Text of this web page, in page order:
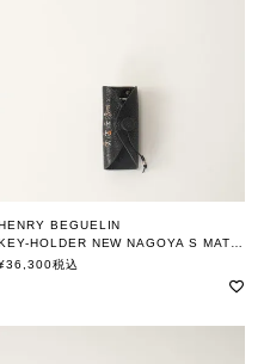
BEGUELIN
HOLDER NEW NAGOYA S MAT BOVINE patch lux/ NERO
OMINO
36,300税込